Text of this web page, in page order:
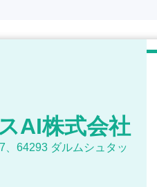
AI株式会社
、64293 ダルムシュタッ